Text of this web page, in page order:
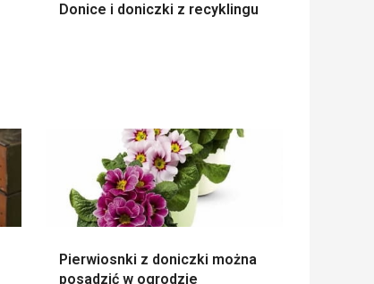
Donice i doniczki z recyklingu
Pierwiosnki z doniczki można
posadzić w ogrodzie